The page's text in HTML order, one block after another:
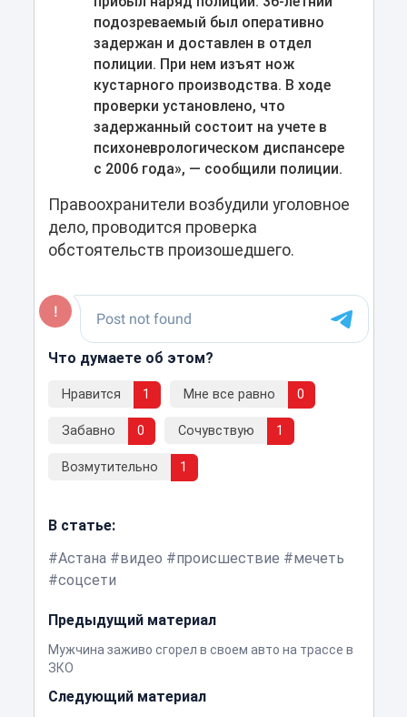
подозреваемый был оперативно
задержан и доставлен в отдел
полиции. При нем изъят нож
кустарного производства. В ходе
проверки установлено, что
задержанный состоит на учете в
психоневрологическом диспансере
с 2006 года», — сообщили полиции.
Правоохранители возбудили уголовное
дело, проводится проверка
обстоятельств произошедшего.
Что думаете об этом?
Нравится 1 Мне все равно 0
Забавно 0 Сочувствую 1
Возмутительно 1
В статье:
Астана
видео происшествие
мечеть
соцсети
Предыдущий материал
Мужчина заживо сгорел в своем авто на трассе в
ЗКО
Следующий материал